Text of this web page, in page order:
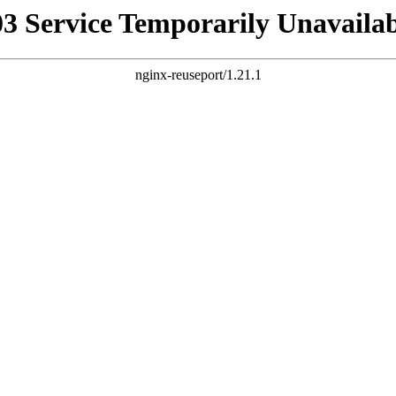
Service Temporarily
nginx-reuseport/1.21.1